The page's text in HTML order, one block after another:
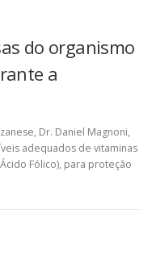
do organismo
a
Dr. Daniel Magnoni,
adequados de vitaminas
Fólico), para proteção